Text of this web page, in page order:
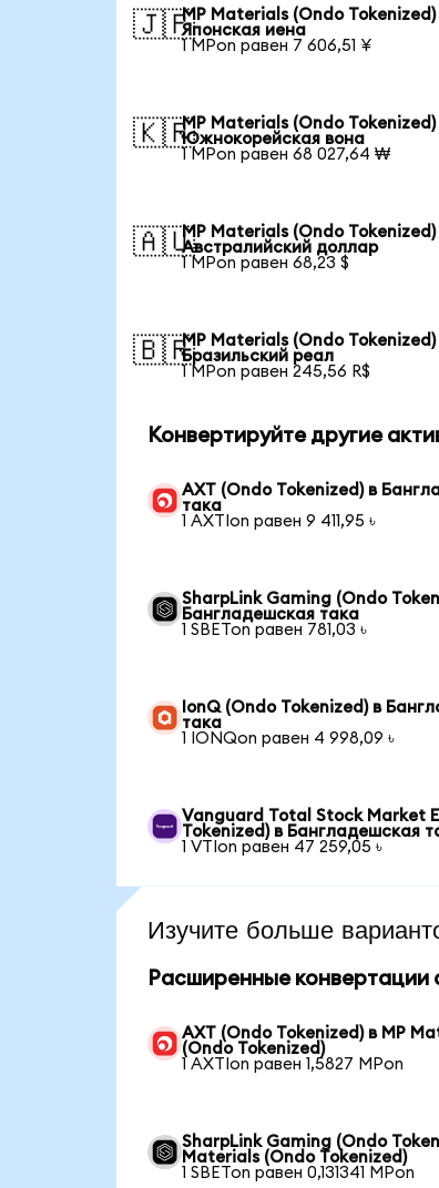
🇯🇵MP Materials (Ondo Tokenized)
Японская иена
1 MPon равен 7 606,51 ¥
🇰🇷MP Materials (Ondo Tokenized)
Южнокорейская вона
1 MPon равен 68 027,64 ₩
🇦🇺MP Materials (Ondo Tokenized)
Австралийский доллар
1 MPon равен 68,23 $
🇧🇷MP Materials (Ondo Tokenized)
Бразильский реал
1 MPon равен 245,56 R$
Конвертируйте другие
AXT (Ondo Tokenized) в
така
1 AXTIon равен 9 411,95 ৳
SharpLink Gaming (Ondo
Бангладешская така
1 SBETon равен 781,03 ৳
IonQ (Ondo Tokenized) в
така
1 IONQon равен 4 998,09 ৳
Vanguard Total Stock Market
Tokenized) в Бангладешская
1 VTIon равен 47 259,05 ৳
Изучите больше
Расширенные конвертации
AXT (Ondo Tokenized) в MP
(Ondo Tokenized)
1 AXTIon равен 1,5827 MPon
SharpLink Gaming (Ondo
Materials (Ondo Tokenized)
1 SBETon равен 0,131341 MPon